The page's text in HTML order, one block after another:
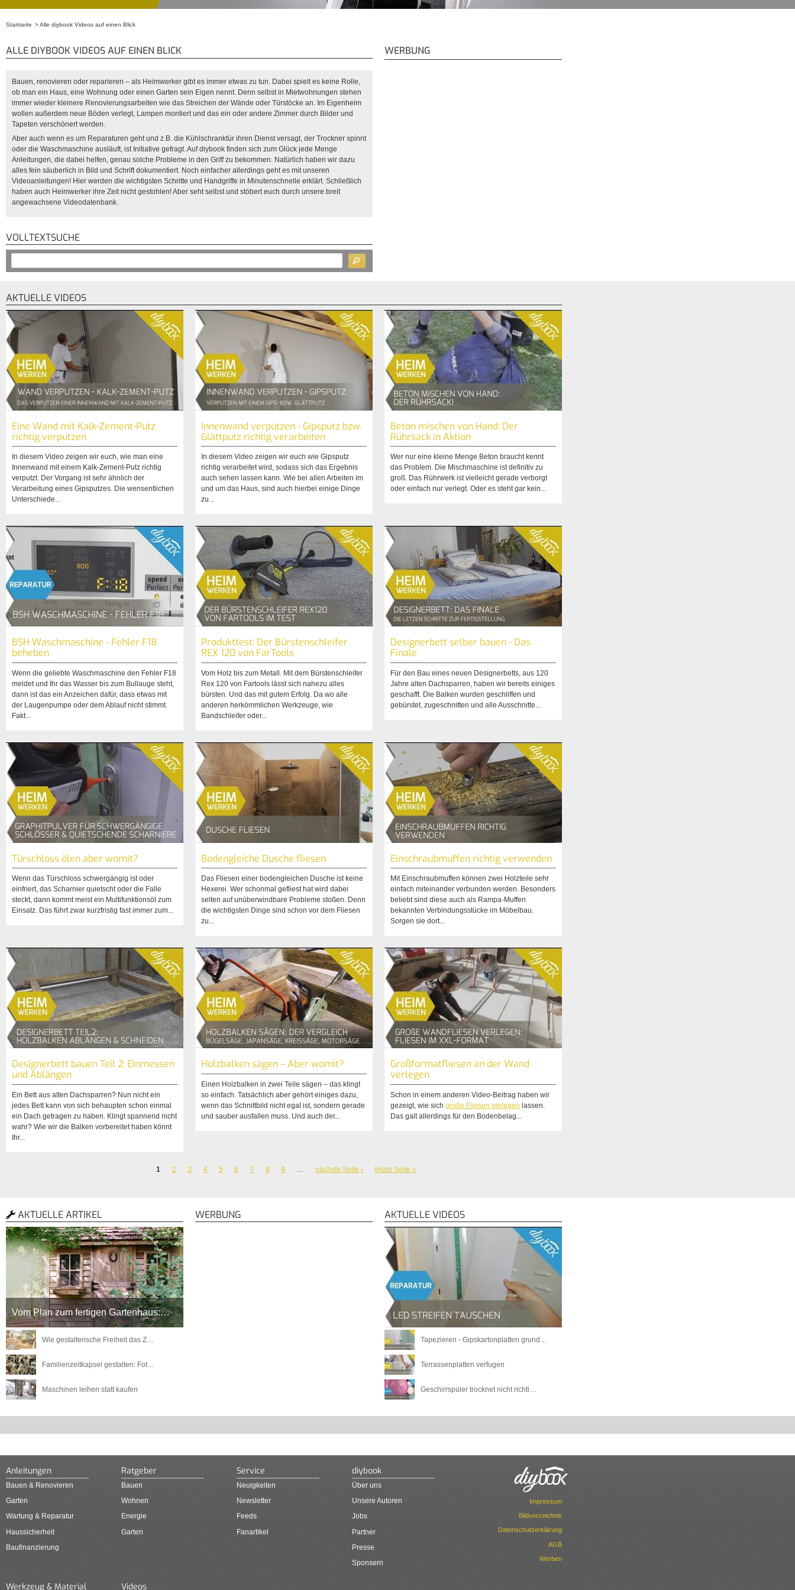
Startseite Alle diybook Videos auf einen Blick
ALLE DIYBOOK VIDEOS AUF EINEN BLICK
Bauen, renovieren oder reparieren – als Heimwerker gibt es immer etwas zu tun. Dabei spielt es keine Rolle,
ob man ein Haus, eine Wohnung oder einen Garten sein Eigen nennt. Denn selbst in Mietwohnungen stehen
immer wieder kleinere Renovierungsarbeiten wie das Streichen der Wände oder Türstöcke an. Im Eigenheim
wollen außerdem neue Böden verlegt, Lampen montiert und das ein oder andere Zimmer durch Bilder und
Tapeten verschönert werden.
Aber auch wenn es um Reparaturen geht und z.B. die Kühlschranktür ihren Dienst versagt, der Trockner spinnt
oder die Waschmaschine ausläuft, ist Initiative gefragt. Auf diybook finden sich zum Glück jede Menge
Anleitungen, die dabei helfen, genau solche Probleme in den Griff zu bekommen. Natürlich haben wir dazu
alles fein säuberlich in Bild und Schrift dokumentiert. Noch einfacher allerdings geht es mit unseren
Videoanleitungen! Hier werden die wichtigsten Schritte und Handgriffe in Minutenschnelle erklärt. Schließlich
haben auch Heimwerker ihre Zeit nicht gestohlen! Aber seht selbst und stöbert euch durch unsere breit
angewachsene Videodatenbank.
VOLLTEXTSUCHE
WERBUNG
AKTUELLE VIDEOS
Eine Wand mit Kalk-Zement-Putz
richtig verputzen
In diesem Video zeigen wir euch, wie man eine
Innenwand mit einem Kalk-Zement-Putz richtig
verputzt. Der Vorgang ist sehr ähnlich der
Verarbeitung eines Gipsputzes. Die wensentlichen
Unterschiede...
Innenwand verputzen - Gipsputz bzw.
Glättputz richtig verarbeiten
In diesem Video zeigen wir euch wie Gipsputz
richtig verarbeitet wird, sodass sich das Ergebnis
auch sehen lassen kann. Wie bei allen Arbeiten im
und um das Haus, sind auch hierbei einige Dinge
zu...
Beton mischen von Hand: Der
Rührsack in Aktion
Wer nur eine kleine Menge Beton braucht kennt
das Problem. Die Mischmaschine ist definitiv zu
groß. Das Rührwerk ist vielleicht gerade verborgt
oder einfach nur verlegt. Oder es steht gar kein...
BSH Waschmaschine - Fehler F18
beheben
Wenn die geliebte Waschmaschine den Fehler F18
meldet und Ihr das Wasser bis zum Bullauge steht,
dann ist das ein Anzeichen dafür, dass etwas mit
der Laugenpumpe oder dem Ablauf nicht stimmt.
Fakt...
Produkttest: Der Bürstenschleifer
REX 120 von FarTools
Vom Holz bis zum Metall. Mit dem Bürstenschleifer
Rex 120 von Fartools lässt sich nahezu alles
bürsten. Und das mit gutem Erfolg. Da wo alle
anderen herkömmlichen Werkzeuge, wie
Bandschleifer oder...
Designerbett selber bauen - Das
Finale
Für den Bau eines neuen Designerbetts, aus 120
Jahre alten Dachsparren, haben wir bereits einiges
geschafft. Die Balken wurden geschliffen und
gebürstet, zugeschnitten und alle Ausschnitte...
Türschloss ölen aber womit?
Wenn das Türschloss schwergängig ist oder
einfriert, das Scharnier quietscht oder die Falle
steckt, dann kommt meist ein Multifunktionsöl zum
Einsatz. Das führt zwar kurzfristig fast immer zum...
Bodengleiche Dusche fliesen
Das Fliesen einer bodengleichen Dusche ist keine
Hexerei. Wer schonmal gefliest hat wird dabei
selten auf unüberwindbare Probleme stoßen. Denn
die wichtigsten Dinge sind schon vor dem Fliesen
zu...
Einschraubmuffen richtig verwenden
Mit Einschraubmuffen können zwei Holzteile sehr
einfach miteinander verbunden werden. Besonders
beliebt sind diese auch als Rampa-Muffen
bekannten Verbindungsstücke im Möbelbau.
Sorgen sie dort...
Designerbett bauen Teil 2: Einmessen
und Ablängen
Ein Bett aus alten Dachsparren? Nun nicht ein
jedes Bett kann von sich behaupten schon einmal
ein Dach getragen zu haben. Klingt spannend nicht
wahr? Wie wir die Balken vorbereitet haben könnt
Ihr...
Holzbalken sägen – Aber womit?
Einen Holzbalken in zwei Teile sägen – das klingt
so einfach. Tatsächlich aber gehört einiges dazu,
wenn das Schnittbild nicht egal ist, sondern gerade
und sauber ausfallen muss. Und auch der...
Großformatfliesen an der Wand
verlegen
Schon in einem anderen Video-Beitrag haben wir
gezeigt, wie sich große Fliesen verlegen lassen.
Das galt allerdings für den Bodenbelag...
1 2 3 4 5 6 7 8 9 nächste Seite › letzte Seite »
AKTUELLE ARTIKEL
Vom Plan zum fertigen Gartenhaus:…
Wie gestalterische Freiheit das Z…
Familienzeitkapsel gestalten: Fot…
Maschinen leihen statt kaufen
WERBUNG AKTUELLE VIDEOS
Tapezieren - Gipskartonplatten grund…
Terrassenplatten verfugen
Geschirrspüler trocknet nicht richti…
Anleitungen
Bauen & Renovieren
Garten
Wartung & Reparatur
Haussicherheit
Baufinanzierung
Ratgeber
Bauen
Wohnen
Energie
Garten
Service
Neuigkeiten
Newsletter
Feeds
Fanartikel
diybook
Über uns
Unsere Autoren
Jobs
Partner
Presse
Sponsern
Werkzeug & Material Videos
Impressum
Bildverzeichnis
Datenschutzerklärung
AGB
Werben